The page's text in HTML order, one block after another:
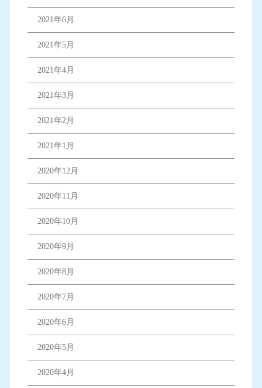
2021年6月
2021年5月
2021年4月
2021年3月
2021年2月
2021年1月
2020年12月
2020年11月
2020年10月
2020年9月
2020年8月
2020年7月
2020年6月
2020年5月
2020年4月